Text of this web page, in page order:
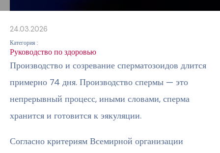
24.03.2026
Категория :
Руководство по здоровью
Производство и созревание сперматозоидов длится
примерно 74 дня. Производство спермы — это
непрерывный процесс, иными словами, сперма
хранится и готовится к эякуляции.
Согласно критериям Всемирной организации